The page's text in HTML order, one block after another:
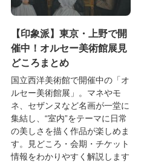
【印象派】東京・上野で開
催中！オルセー美術館展見
どころまとめ
国立西洋美術館で開催中の「オ
ルセー美術館展」。マネやモ
ネ、セザンヌなど名画が一堂に
集結し、“室内”をテーマに日常
の美しさを描く作品が楽しめま
す。見どころ・会期・チケット
情報をわかりやすく解説します